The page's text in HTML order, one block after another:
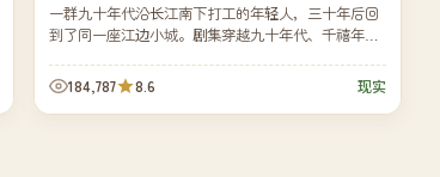
一群九十年代沿长江南下打工的年轻人，三十年后回
到了同一座江边小城。剧集穿越九十年代、千禧年、
史。184,787 8.6 现实